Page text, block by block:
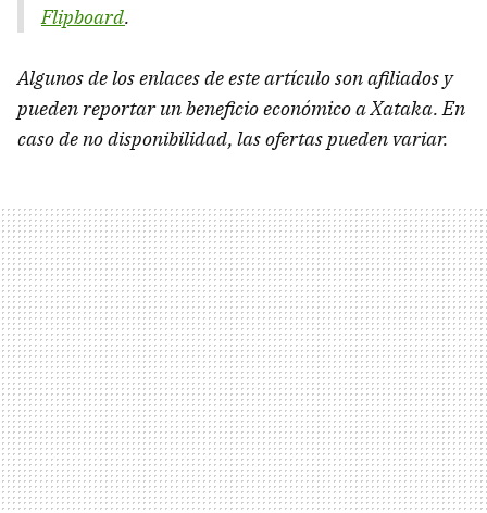
Flipboard.
Algunos de los enlaces de este artículo son afiliados y
pueden reportar un beneficio económico a Xataka. En
caso de no disponibilidad, las ofertas pueden variar.